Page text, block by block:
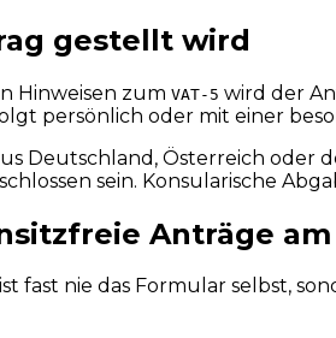
gestellt wird
Hinweisen zum VAT-5 wird der
persönlich oder mit einer
Deutschland, Österreich oder
sein. Konsularische
Anträge
fast nie das Formular selbst,